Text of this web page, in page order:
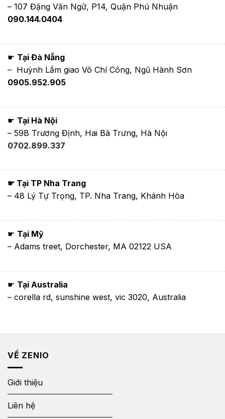
– 107 Đặng Văn Ngữ, P14, Quận Phú Nhuận
090.144.0404
☛ Tại Đà Nẵng
– Huỳnh Lắm giao Võ Chí Công, Ngũ Hành Sơn
0905.952.905
☛ Tại Hà Nội
– 59B Trương Định, Hai Bà Trưng, Hà Nội
0702.899.337
☛ Tại TP Nha Trang
– 48 Lý Tự Trọng, TP. Nha Trang, Khánh Hòa
☛ Tại Mỹ
– Adams treet, Dorchester, MA 02122 USA
☛ Tại Australia
– corella rd, sunshine west, vic 3020, Australia
VỀ ZENIO
Giới thiệu
Liên hệ